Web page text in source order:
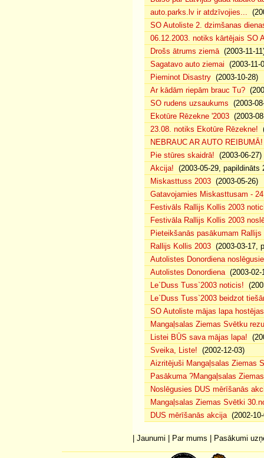
auto.parks.lv ir atdzīvojies...
SO Autoliste 2. dzimšanas
06.12.2003. notiks kārtējais SO
Drošs ātrums ziemā(2003-11-
Sagatavo auto ziemai (2003-11-
Pieminot Disastry (2003-10-28)
Ar kādām riepām brauc Tu?
SO rudens uzsaukums (2003-
Ekotūre Rēzekne '2003 (2003-
23.08. notiks Ekotūre Rēzekne!
NEBRAUC AR AUTO REIBUMĀ!
Pie stūres skaidrā! (2003-06-27)
Akcija! (2003-05-29, papildināts
Miskasttuss 2003 (2003-05-26)
Gatavojamies Miskasttusam -
Festivāls Rallijs Kollis 2003
Festivāla Rallijs Kollis 2003
Pieteikšanās pasākumam
Rallijs Kollis 2003 (2003-03-17,
Autolistes Donordiena
Autolistes Donordiena(2003-02-
Le`Duss Tuss`2003 noticis!
Le`Duss Tuss`2003 beidzot
SO Autoliste mājas lapa
Mangaļsalas Ziemas Svētku
Listei BŪS sava mājas lapa!
Sveika, Liste! (2002-12-03)
Aizritējuši Mangaļsalas Ziemas
Pasākuma ?Mangaļsalas
Noslēgusies DUS mērīšanās
Mangaļsalas Ziemas Svētki
DUS mērīšanās akcija(2002-10-
Jaunumi Par mums Pasākumi